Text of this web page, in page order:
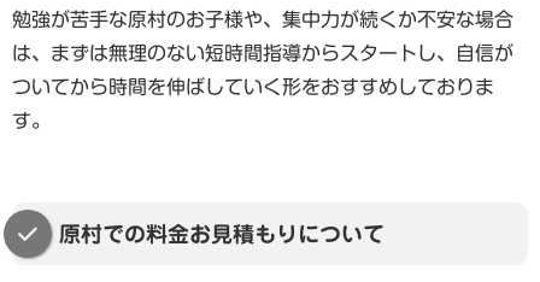
勉強が苦手な原村のお子様や、集中力が続くか不安な場合
は、まずは無理のない短時間指導からスタートし、自信が
ついてから時間を伸ばしていく形をおすすめしておりま
す。
原村での料金お見積もりについて